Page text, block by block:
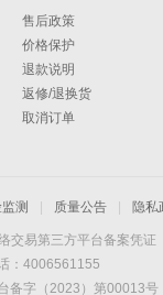
售后政策
价格保护
退款说明
返修/退换货
取消订单
测 质量公告 隐私
交易第三方平台备案凭证
：4006561155
备字（2023）第00013号